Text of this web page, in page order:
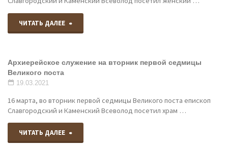
седмицы
Великого
ЧИТАТЬ ДАЛЕЕ "Архиерейское
в
первой
седмицы
Архиерейское служение на вторник первой седмицы
Великого поста
19.03.2021
16 марта, во вторник первой седмицы Великого поста епископ
Славгородский и Каменский Всеволод посетил храм …
ЧИТАТЬ ДАЛЕЕ "Архиерейское